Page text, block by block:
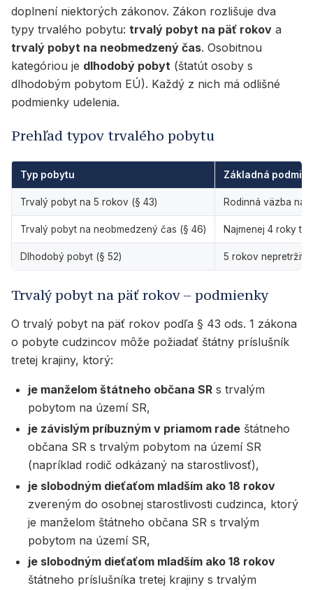
doplnení niektorých zákonov. Zákon rozlišuje dva
typy trvalého pobytu: trvalý pobyt na päť rokov a
trvalý pobyt na neobmedzený čas. Osobitnou
kategóriou je dlhodobý pobyt (štatút osoby s
dlhodobým pobytom EÚ). Každý z nich má odlišné
podmienky udelenia.
Prehľad typov trvalého pobytu
Typ pobytu Základná
Trvalý pobyt na 5 rokov (§ 43) Rodinná väzba na
Trvalý pobyt na neobmedzený čas (§ 46) Najmenej 4 roky
Dlhodobý pobyt (§ 52) 5 rokov
Trvalý pobyt na päť rokov – podmienky
O trvalý pobyt na päť rokov podľa § 43 ods. 1 zákona
o pobyte cudzincov môže požiadať štátny príslušník
tretej krajiny, ktorý:
je manželom štátneho občana SR s trvalým
pobytom na území SR,
je závislým príbuzným v priamom rade štátneho
občana SR s trvalým pobytom na území SR
(napríklad rodič odkázaný na starostlivosť),
je slobodným dieťaťom mladším ako 18 rokov
zvereným do osobnej starostlivosti cudzinca, ktorý
je manželom štátneho občana SR s trvalým
pobytom na území SR,
je slobodným dieťaťom mladším ako 18 rokov
štátneho príslušníka tretej krajiny s trvalým